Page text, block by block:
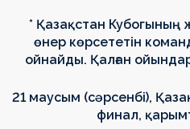
* Қазақстан
өнер көрсететін
ойнайды. Қалған
21 маусым (сәрсенбі),
финал,